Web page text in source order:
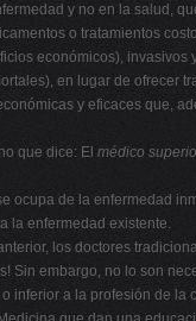
y no en la salud,
o tratamientos
económicos), invasivos
en lugar de ofrecer
y eficaces que,
que dice: El médico
ocupa de la enfermedad
la enfermedad existente.
los doctores
Sin embargo, no lo son
inferior a la profesión de la